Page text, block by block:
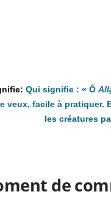
Qui signifie : « Ô All
veux, facile à pratiquer.
les créatures
de